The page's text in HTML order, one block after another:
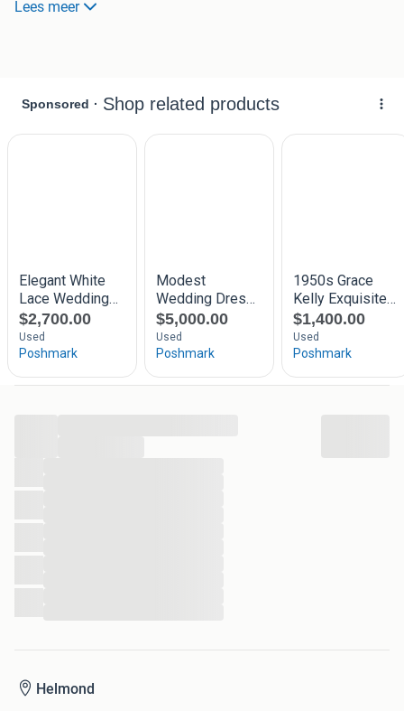
met een hak van 6 cm. De jurk is in zeer goede staat,
te halen in Helmond. 🍀
Lees meer
Helmond